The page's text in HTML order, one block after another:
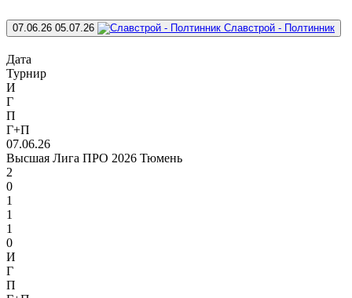
07.06.26 05.07.26 Славстрой - Полтинник
Дата
Турнир
И
Г
П
Г+П
07.06.26
Высшая Лига ПРО 2026 Тюмень
2
0
1
1
1
0
И
Г
П